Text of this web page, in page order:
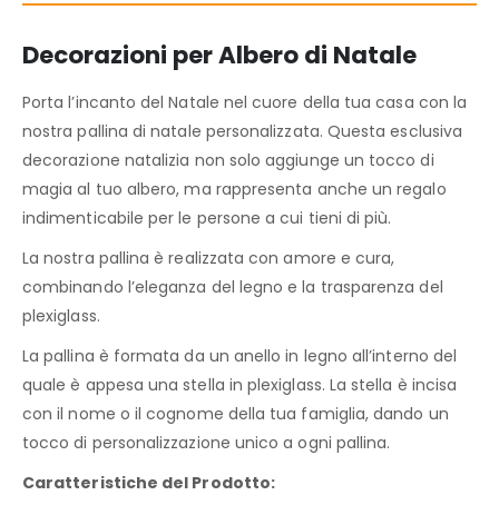
Decorazioni per Albero di Natale
Porta l’incanto del Natale nel cuore della tua casa con la
nostra pallina di natale personalizzata. Questa esclusiva
decorazione natalizia non solo aggiunge un tocco di
magia al tuo albero, ma rappresenta anche un regalo
indimenticabile per le persone a cui tieni di più.
La nostra pallina è realizzata con amore e cura,
combinando l’eleganza del legno e la trasparenza del
plexiglass.
La pallina è formata da un anello in legno all’interno del
quale è appesa una stella in plexiglass. La stella è incisa
con il nome o il cognome della tua famiglia, dando un
tocco di personalizzazione unico a ogni pallina.
Caratteristiche del Prodotto: